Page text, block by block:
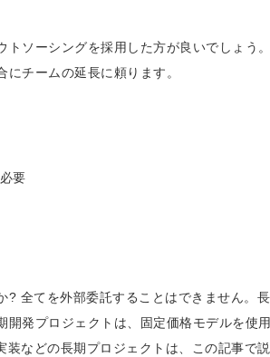
ソーシングを採用した方が良いでしょう
チームの延長に頼ります。
要
全てを外部委託することはできません。
発プロジェクトは、固定価格モデルを使
などの長期プロジェクトは、この記事で